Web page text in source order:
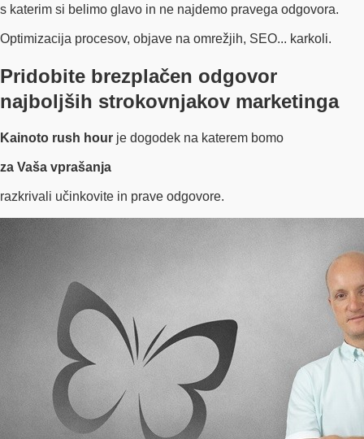
s katerim si belimo glavo in ne najdemo pravega odgovora.
Optimizacija procesov, objave na omrežjih, SEO... karkoli.
Pridobite brezplačen odgovor
najboljših strokovnjakov marketinga
Kainoto rush hour je dogodek na katerem bomo
za Vaša vprašanja
razkrivali učinkovite in prave odgovore.